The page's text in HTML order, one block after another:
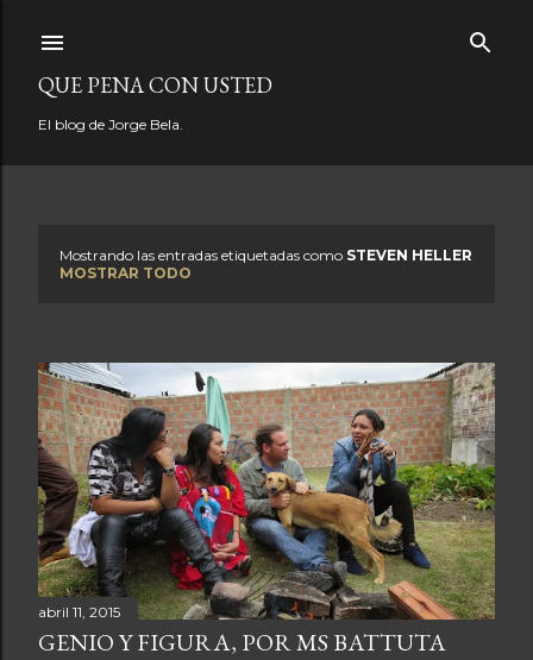
QUE PENA CON USTED
El blog de Jorge Bela.
t
r
a
d
a
s
Mostrando las entradas etiquetadas como STEVEN HELLER
MOSTRAR TODO
abril 11, 2015
GENIO Y FIGURA, POR MS BATTUTA